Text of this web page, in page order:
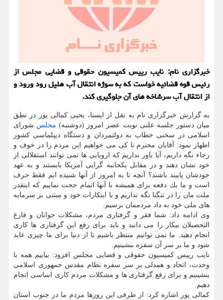
خبرگزاری نام: نایب رییس كمیسیون حقوقی و قضایی مجلس از
رئیس قوه قضائیه خواست كه به سوژه انتقال آب هلیل رود ورود و
از انتقال آب سرشاخه های آن جلوگیری كند.
به گزارش خبرگزاری نام به نقل از ایسنا، یحیی كمالی پور در نطق
میان دستور جلسه علنی نوبت عصر امروز (دوشنبه) مجلس شورای
اسلامی در سخنی خطاب به دولتمردان و دستگاه دیپلماسی كشور
اظهار نمود: آقایان محترم تا كی می خواهیم این مردم را در خوف و
رجاء نگه داریم، آیا باور نداریم كه اروپایی ها نمی توانند استقلالی از
خود نشان دهند و در مقابل یكجانبه گرایی آمریكا بایستند و به عهد
خودشان پایبند باشند؟ آنچه تا به امروز از آنها شنیده ایم فقط حرف
است و ما یك دفعه برای همیشه با آنها اتمام حجت نماییم كه اینقدر
ملت مان را در تنگنا نگه نداریم و با ابتكارات خود و مبتنی بر سرمایه
های ملی خود به داد مردممان برسیم.
وی ادامه داد: شما فقر و گرفتاری مردم، مشكلات جوانان و فارغ
التحصیلان بیكار را می دانید و باید برای رفع این گرفتاری ها كاری
انجام دهید. ما نمی توانیم منتظر باشیم تا از دنیا برای ما چیزی عاید
شود و ما بر سر آن سفره بنشینیم.
نایب رییس كمیسیون حقوقی و قضایی مجلس افزود: بیاییم همه با
وحدت، اتحاد و همدلی بر سر سفره نظام مقدس جمهوری اسلامی
بنشینیم و برای رفع گرفتاری ها و مشكلات مردم كاری اساسی انجام
دهیم.
كمالی پور اشاره كرد: از طرفی این روزها مردم ما در جنوب استان